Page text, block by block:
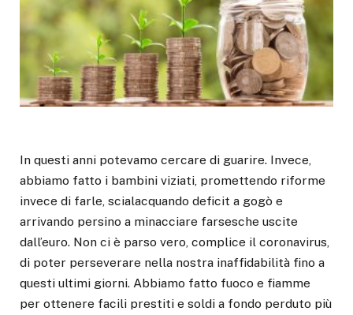
In questi anni potevamo cercare di guarire. Invece,
abbiamo fatto i bambini viziati, promettendo riforme
invece di farle, scialacquando deficit a gogò e
arrivando persino a minacciare farsesche uscite
dall’euro. Non ci è parso vero, complice il coronavirus,
di poter perseverare nella nostra inaffidabilità fino a
questi ultimi giorni. Abbiamo fatto fuoco e fiamme
per ottenere facili prestiti e soldi a fondo perduto più